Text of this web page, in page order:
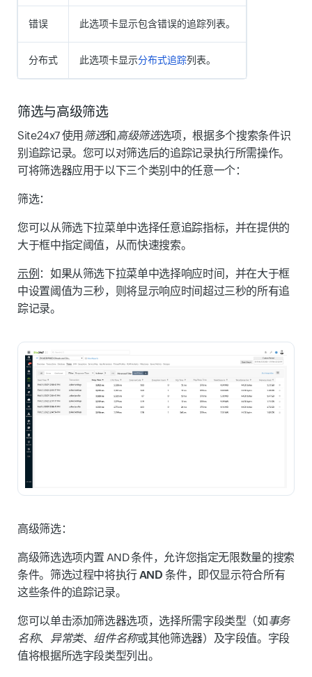
错误 此选项卡显示包含错误的追踪列表。
分布式 此选项卡显示分布式追踪列表。
筛选与高级筛选
Site24x7 使用 筛选和高级筛选选项，根据多个搜索条件识
别追踪记录。您可以对筛选后的追踪记录执行所需操作。
可将筛选器应用于以下三个类别中的任意一个：
筛选：
您可以从筛选下拉菜单中选择任意追踪指标，并在提供的
大于框中指定阈值，从而快速搜索。
示例 ：如果从筛选下拉菜单中选择响应时间，并在大于框
中设置阈值为三秒，则将显示响应时间超过三秒的所有追
踪记录。
高级筛选：
高级筛选选项内置 AND 条件，允许您指定无限数量的搜索
条件。筛选过程中将执行AND 条件，即仅显示符合所有
这些条件的追踪记录。
您可以单击添加筛选器选项，选择所需字段类型（如事务
名称、 异常类、 组件名称或其他筛选器）及字段值。字段
值将根据所选字段类型列出。